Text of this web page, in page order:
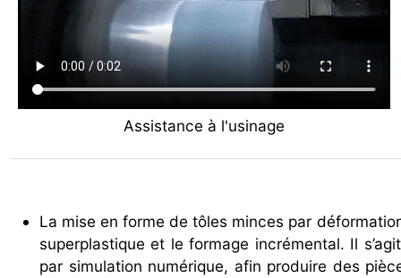
Assistance à l'usinage
La mise en forme de tôles minces par
superplastique et le formage incrémental. Il
par simulation numérique, afin produire des